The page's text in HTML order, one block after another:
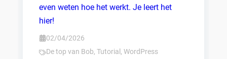
even weten hoe het werkt. Je leert het
hier!
02/04/2026
De top van Bob,Tutorial ,WordPress